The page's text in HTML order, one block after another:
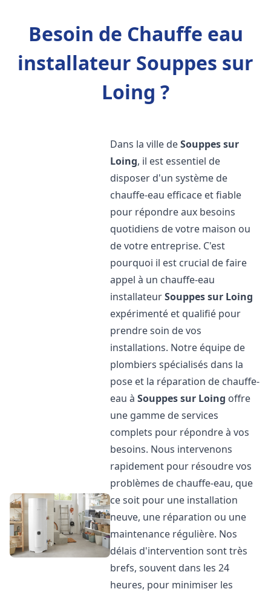
Besoin de Chauffe eau
installateur Souppes sur
Loing ?
Dans la ville deSouppes sur
Loing, il est essentiel de
disposer d'un système de
chauffe-eau efficace et fiable
pour répondre aux besoins
quotidiens de votre maison ou
de votre entreprise. C'est
pourquoi il est crucial de faire
appel à un chauffe-eau
installateurSouppes sur Loing
expérimenté et qualifié pour
prendre soin de vos
installations. Notre équipe de
plombiers spécialisés dans la
pose et la réparation de chauffe-
eau àSouppes sur Loing offre
une gamme de services
complets pour répondre à vos
besoins. Nous intervenons
rapidement pour résoudre vos
problèmes de chauffe-eau, que
ce soit pour une installation
neuve, une réparation ou une
maintenance régulière. Nos
délais d'intervention sont très
brefs, souvent dans les 24
heures, pour minimiser les